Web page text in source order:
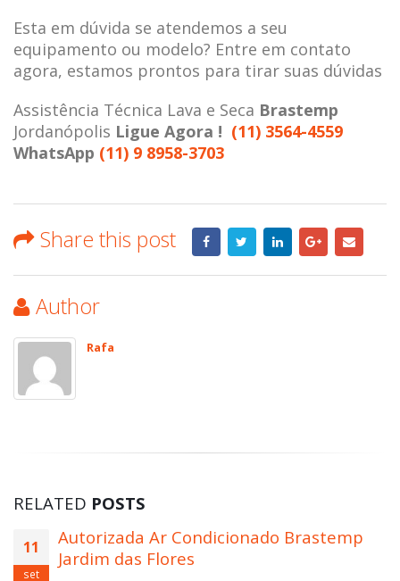
Esta em dúvida se atendemos a seu
equipamento ou modelo? Entre em contato
agora, estamos prontos para tirar suas dúvidas
Assistência Técnica Lava e Seca Brastemp
Jordanópolis Ligue Agora ! (11) 3564-4559
WhatsApp (11) 9 8958-3703
Share this post
Author
Rafa
RELATED POSTS
11
set
Autorizada Ar Condicionado Brastemp
Jardim das Flores